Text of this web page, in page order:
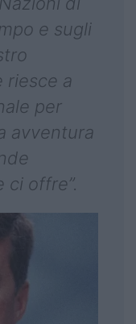
e sugli
riesce a
per
avventura
ci offre”.